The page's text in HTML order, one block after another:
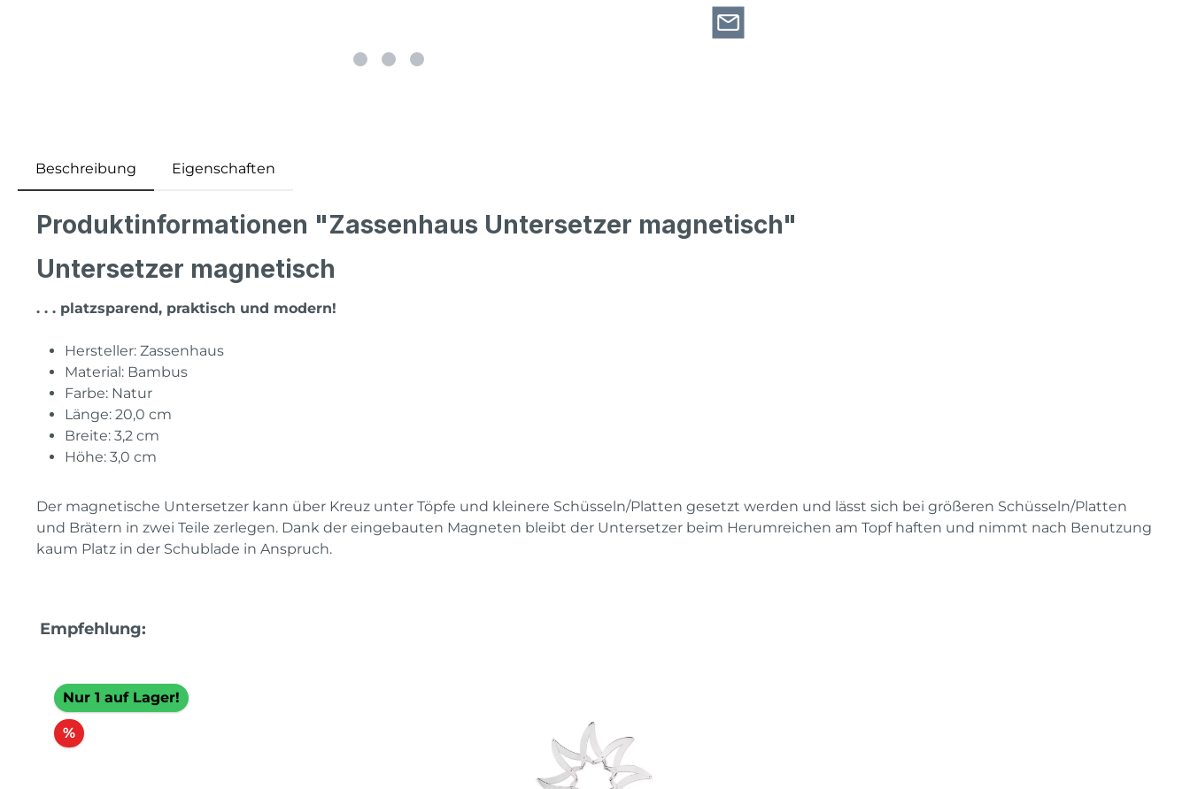
Beschreibung Eigenschaften
Produktinformationen "Zassenhaus Untersetzer magnetisch"
Untersetzer magnetisch
. . . platzsparend, praktisch und modern!
Hersteller: Zassenhaus
Material: Bambus
Farbe: Natur
Länge: 20,0 cm
Breite: 3,2 cm
Höhe: 3,0 cm
Der magnetische Untersetzer kann über Kreuz unter Töpfe und kleinere Schüsseln/Platten gesetzt werden und lässt sich bei größeren Schüsseln/Platten
und Brätern in zwei Teile zerlegen. Dank der eingebauten Magneten bleibt der Untersetzer beim Herumreichen am Topf haften und nimmt nach Benutzung
kaum Platz in der Schublade in Anspruch.
Produktgalerie überspringen
Empfehlung:
Nur 1 auf Lager!
%Rabatt